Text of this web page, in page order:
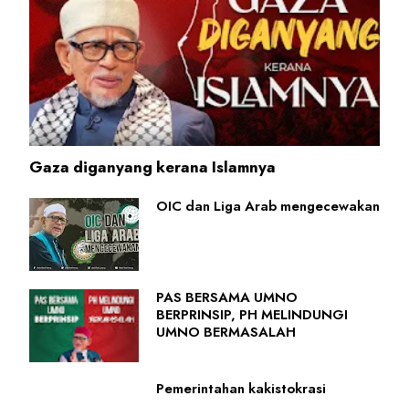
Gaza diganyang kerana Islamnya
OIC dan Liga Arab mengecewakan
PAS BERSAMA UMNO
BERPRINSIP, PH MELINDUNGI
UMNO BERMASALAH
Pemerintahan kakistokrasi